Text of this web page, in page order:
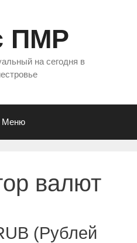
ПМР
на сегодня в
Меню
валют
(Рублей